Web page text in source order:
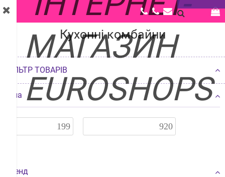
Головна | Каталог | Техніка для дому | Кухонні комбайни
Кухонні комбайни
ФІЛЬТР ТОВАРІВ
Ціна
Бренд